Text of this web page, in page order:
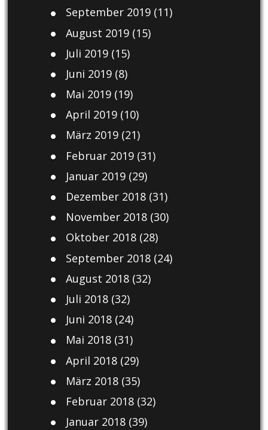
September 2019(11)
August 2019(15)
Juli 2019(15)
Juni 2019(8)
Mai 2019(19)
April 2019(10)
März 2019(21)
Februar 2019(31)
Januar 2019(29)
Dezember 2018(31)
November 2018(30)
Oktober 2018(28)
September 2018(24)
August 2018(32)
Juli 2018(32)
Juni 2018(24)
Mai 2018(31)
April 2018(29)
März 2018(35)
Februar 2018(32)
Januar 2018(39)